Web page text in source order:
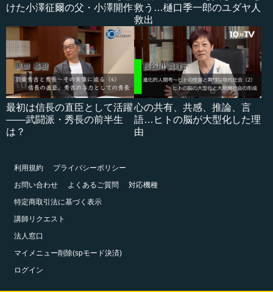
けた小澤征爾の父・小澤開作救う…樋口季一郎のユダヤ人
救出
最初は信長の直臣として活躍
――武闘派・秀長の前半生
は？
心の共有、共感、推論、言
語…ヒトの脳が大型化した理
由
利用規約
プライバシーポリシー
お問い合わせ
よくあるご質問
対応機種
特定商取引法に基づく表示
講師リクエスト
法人窓口
マイメニュー削除(spモード決済)
ログイン